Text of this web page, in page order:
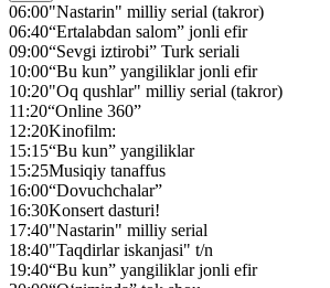
06:00"Nastarin" milliy serial (takror)
06:40“Ertalabdan salom” jonli efir
09:00“Sevgi iztirobi” Turk seriali
10:00“Bu kun” yangiliklar jonli efir
10:20"Oq qushlar" milliy serial (takror)
11:20“Online 360”
12:20Kinofilm:
15:15“Bu kun” yangiliklar
15:25Musiqiy tanaffus
16:00“Dovuchchalar”
16:30Konsert dasturi!
17:40"Nastarin" milliy serial
18:40"Taqdirlar iskanjasi" t/n
19:40“Bu kun” yangiliklar jonli efir